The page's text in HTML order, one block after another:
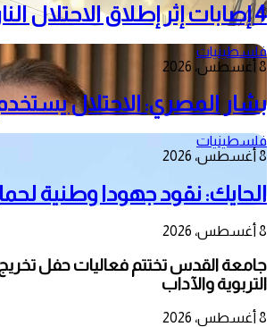
4 إصابات إثر إطلاق الاحتلال النار على خيام النازحين بمواصي خانيونس
فلسطينيات
8 أغسطس، 2026
بشار المصري: الاحتلال
فلسطينيات
8 أغسطس، 2026
الحايك: نقود جهودا وطنية
8 أغسطس، 2026
جامعة القدس تختتم فعاليات حفل تخريج
التربوية والآداب
8 أغسطس، 2026